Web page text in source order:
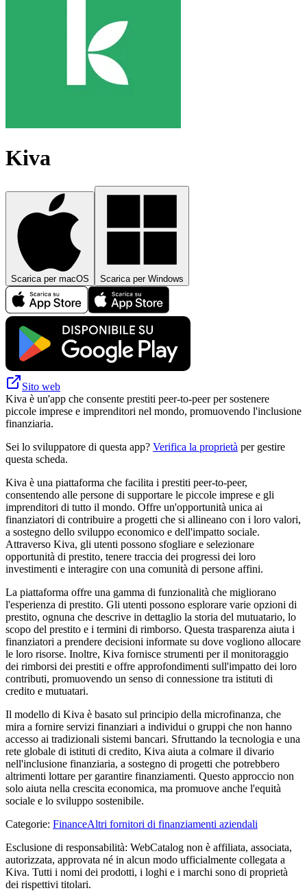
Kiva
Scarica per macOS Scarica per Windows
Sito web
Kiva è un'app che consente prestiti peer-to-peer per sostenere
piccole imprese e imprenditori nel mondo, promuovendo l'inclusione
finanziaria.
Sei lo sviluppatore di questa app? Verifica la proprietà per gestire
questa scheda.
Kiva è una piattaforma che facilita i prestiti peer-to-peer,
consentendo alle persone di supportare le piccole imprese e gli
imprenditori di tutto il mondo. Offre un'opportunità unica ai
finanziatori di contribuire a progetti che si allineano con i loro valori,
a sostegno dello sviluppo economico e dell'impatto sociale.
Attraverso Kiva, gli utenti possono sfogliare e selezionare
opportunità di prestito, tenere traccia dei progressi dei loro
investimenti e interagire con una comunità di persone affini.
La piattaforma offre una gamma di funzionalità che migliorano
l'esperienza di prestito. Gli utenti possono esplorare varie opzioni di
prestito, ognuna che descrive in dettaglio la storia del mutuatario, lo
scopo del prestito e i termini di rimborso. Questa trasparenza aiuta i
finanziatori a prendere decisioni informate su dove vogliono allocare
le loro risorse. Inoltre, Kiva fornisce strumenti per il monitoraggio
dei rimborsi dei prestiti e offre approfondimenti sull'impatto dei loro
contributi, promuovendo un senso di connessione tra istituti di
credito e mutuatari.
Il modello di Kiva è basato sul principio della microfinanza, che
mira a fornire servizi finanziari a individui o gruppi che non hanno
accesso ai tradizionali sistemi bancari. Sfruttando la tecnologia e una
rete globale di istituti di credito, Kiva aiuta a colmare il divario
nell'inclusione finanziaria, a sostegno di progetti che potrebbero
altrimenti lottare per garantire finanziamenti. Questo approccio non
solo aiuta nella crescita economica, ma promuove anche l'equità
sociale e lo sviluppo sostenibile.
Categorie: FinanceAltri fornitori di finanziamenti aziendali
Esclusione di responsabilità: WebCatalog non è affiliata, associata,
autorizzata, approvata né in alcun modo ufficialmente collegata a
Kiva. Tutti i nomi dei prodotti, i loghi e i marchi sono di proprietà
dei rispettivi titolari.